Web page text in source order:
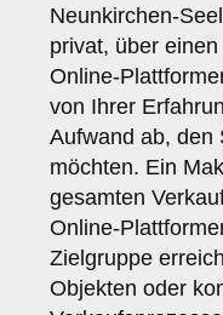
Neunkirchen-
privat, über
Online-
von Ihrer
Aufwand ab, den
möchten. Ein
gesamten
Online-
Zielgruppe
Objekten oder